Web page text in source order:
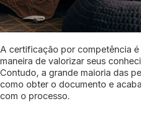
A certificação por competência é
maneira de valorizar seus
Contudo, a grande maioria das
como obter o documento e
com o processo.